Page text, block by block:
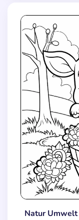
Natur Umwelt